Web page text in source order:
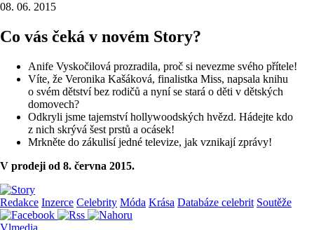
08. 06. 2015
Co vás čeká v novém Story?
Anife Vyskočilová prozradila, proč si nevezme svého přítele!
Víte, že Veronika Kašáková, finalistka Miss, napsala knihu
o svém dětství bez rodičů a nyní se stará o děti v dětských
domovech?
Odkryli jsme tajemství hollywoodských hvězd. Hádejte kdo
z nich skrývá šest prstů a ocásek!
Mrkněte do zákulisí jedné televize, jak vznikají zprávy!
V prodeji od 8. června 2015.
Redakce Inzerce Celebrity Móda Krása Databáze celebrit Soutěže